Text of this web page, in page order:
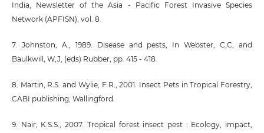
India, Newsletter of the Asia - Pacific Forest Invasive Species
Network (APFISN), vol. 8.
7. Johnston, A., 1989. Disease and pests, In Webster, C,C, and
Baulkwill, W,J, (eds) Rubber, pp. 415 - 418.
8. Martin, R.S. and Wylie, F.R., 2001. Insect Pets in Tropical Forestry,
CABI publishing, Wallingford.
9. Nair, K.S.S., 2007. Tropical forest insect pest : Ecology, impact,